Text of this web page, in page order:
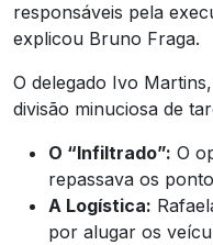
responsáveis pela
explicou Bruno Fraga.
O delegado Ivo
divisão minuciosa de
O “Infiltrado”: O
repassava os
A Logística:
por alugar os